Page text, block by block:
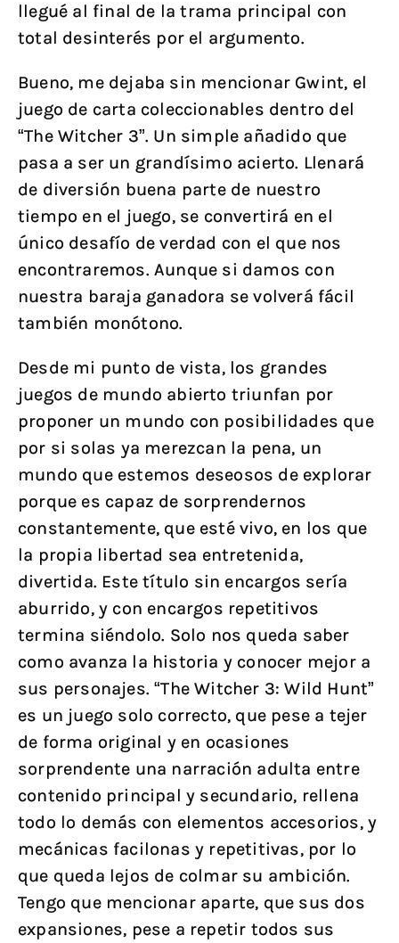
llegué al final de la trama principal con
total desinterés por el argumento.
Bueno, me dejaba sin mencionar Gwint, el
juego de carta coleccionables dentro del
“The Witcher 3”. Un simple añadido que
pasa a ser un grandísimo acierto. Llenará
de diversión buena parte de nuestro
tiempo en el juego, se convertirá en el
único desafío de verdad con el que nos
encontraremos. Aunque si damos con
nuestra baraja ganadora se volverá fácil
también monótono.
Desde mi punto de vista, los grandes
juegos de mundo abierto triunfan por
proponer un mundo con posibilidades que
por si solas ya merezcan la pena, un
mundo que estemos deseosos de explorar
porque es capaz de sorprendernos
constantemente, que esté vivo, en los que
la propia libertad sea entretenida,
divertida. Este título sin encargos sería
aburrido, y con encargos repetitivos
termina siéndolo. Solo nos queda saber
como avanza la historia y conocer mejor a
sus personajes. “The Witcher 3: Wild Hunt”
es un juego solo correcto, que pese a tejer
de forma original y en ocasiones
sorprendente una narración adulta entre
contenido principal y secundario, rellena
todo lo demás con elementos accesorios, y
mecánicas facilonas y repetitivas, por lo
que queda lejos de colmar su ambición.
Tengo que mencionar aparte, que sus dos
expansiones, pese a repetir todos sus